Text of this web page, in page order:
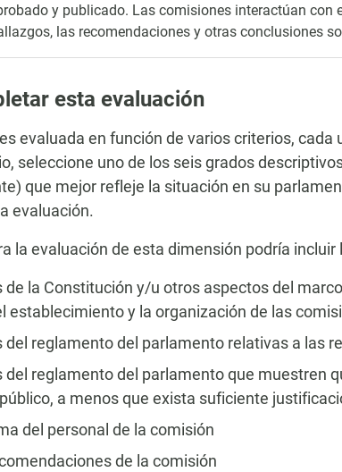
y publicado. Las comisiones interactúan con
las recomendaciones y otras conclusiones
esta evaluación
evaluada en función de varios criterios,
seleccione uno de los seis grados
que mejor refleje la situación en su
evaluación.
la evaluación de esta dimensión podría incluir
de la Constitución y/u otros aspectos del
establecimiento y la organización de las
del reglamento del parlamento relativas a las
del reglamento del parlamento que muestren
a menos que exista suficiente
del personal de la comisión
de la comisión